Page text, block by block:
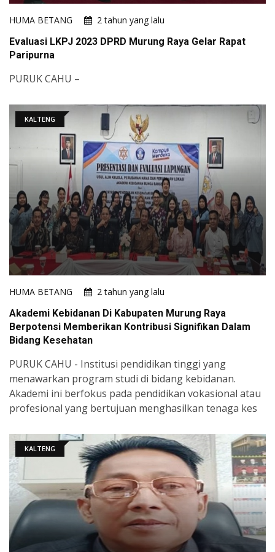
HUMA BETANG
2 tahun yang lalu
Evaluasi LKPJ 2023 DPRD Murung Raya Gelar Rapat
Paripurna
PURUK CAHU –
KALTENG
HUMA BETANG
2 tahun yang lalu
Akademi Kebidanan Di Kabupaten Murung Raya
Berpotensi Memberikan Kontribusi Signifikan Dalam
Bidang Kesehatan
PURUK CAHU - Institusi pendidikan tinggi yang
menawarkan program studi di bidang kebidanan.
Akademi ini berfokus pada pendidikan vokasional atau
profesional yang bertujuan menghasilkan tenaga kes
KALTENG